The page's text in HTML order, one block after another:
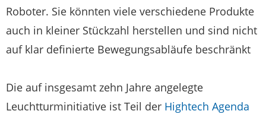
Roboter. Sie könnten viele verschiedene Produkte
auch in kleiner Stückzahl herstellen und sind nicht
auf klar definierte Bewegungsabläufe beschränkt
Die auf insgesamt zehn Jahre angelegte
Leuchtturminitiative ist Teil der Hightech Agenda